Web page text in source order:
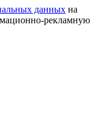
данных на
рекламную